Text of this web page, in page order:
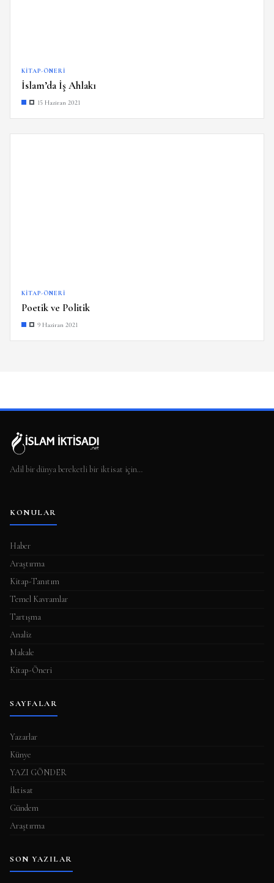
KITAP-ÖNERI
İslam’da İş Ahlakı
15 Haziran 2021
KITAP-ÖNERI
Poetik ve Politik
9 Haziran 2021
Adil bir dünya bereketli bir iktisat için…
KONULAR
Haber
Araştırma
Kitap-Tanıtım
Temel Kavramlar
Tartışma
Analiz
Makale
Kitap-Öneri
SAYFALAR
Yazarlar
Künye
YAZI GÖNDER
İktisat
Gündem
Araştırma
SON YAZILAR